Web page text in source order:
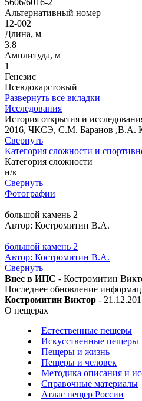
5606/6016-2
Альтернативный номер
12-002
Длина, м
3.8
Амплитуда, м
1
Генезис
Псевдокарстовый
Развернуть все вкладки
Исследования
История открытия и
2016, ЧКСЭ, С.М. Баранов ,В.А.
Свернуть
Категория сложности и
Категория сложности
н/к
Свернуть
Фотографии
большой камень 2
Автор: Костромитин В.А.
большой камень 2
Автор: Костромитин В.А.
Свернуть
Внес в ИПС - Костромитин
Последнее обновление
Костромитин Виктор -
О пещерах
Естественные пещеры
Искусственные пещеры
Пещеры и жизнь
Пещеры и человек
Методика описания и
Справочные материалы
Атлас пещер России